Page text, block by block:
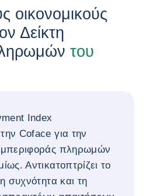
οικονομικούς
Δείκτη
του
Index
Coface για την
πληρωμών
Αντικατοπτρίζει το
συχνότητα και τη